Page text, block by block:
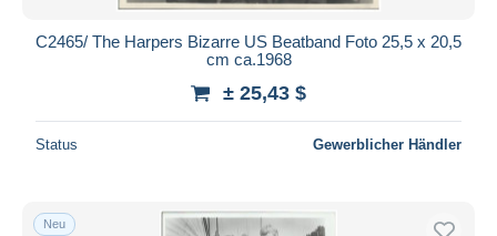
C2465/ The Harpers Bizarre US Beatband Foto 25,5 x 20,5
cm ca.1968
± 25,43 $
Status Gewerblicher Händler
Neu